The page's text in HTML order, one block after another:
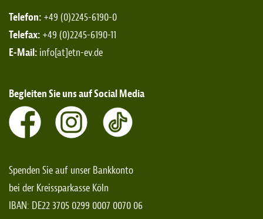
Telefon: +49 (0)2245-6190-0
Telefax: +49 (0)2245-6190-11
E-Mail: info[at]etn-ev.de
Begleiten Sie uns auf Social Media
Spenden Sie auf unser Bankkonto
bei der Kreissparkasse Köln
IBAN: DE22 3705 0299 0007 0070 06